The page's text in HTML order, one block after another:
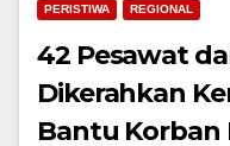
PERISTIWA REGIONAL
42 Pesawat
Dikerahkan
Bantu Korban